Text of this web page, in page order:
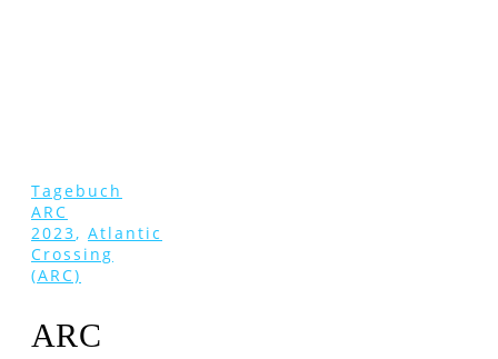
Tagebuch
ARC
2023, Atlantic
Crossing
(ARC)
ARC